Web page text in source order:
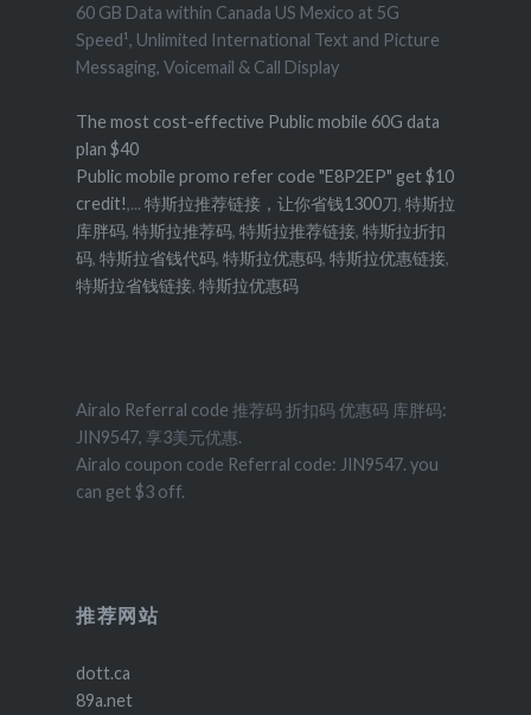
60 GB Data within Canada US Mexico at 5G
Speed¹, Unlimited International Text and Picture
Messaging, Voicemail & Call Display
The most cost-effective Public mobile 60G data
plan $40
Public mobile promo refer code "E8P2EP" get $10
credit!,... 特斯拉推荐链接，让你省钱1300刀, 特斯拉
库胖码, 特斯拉推荐码, 特斯拉推荐链接, 特斯拉折扣
码, 特斯拉省钱代码, 特斯拉优惠码, 特斯拉优惠链接,
特斯拉省钱链接, 特斯拉优惠码
Airalo Referral code 推荐码 折扣码 优惠码 库胖码:
JIN9547, 享3美元优惠.
Airalo coupon code Referral code: JIN9547. you
can get $3 off.
推荐网站
dott.ca
89a.net